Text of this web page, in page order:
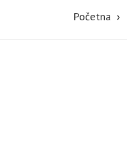
Početna ›